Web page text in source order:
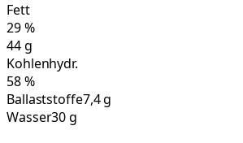
Fett
29%
44g
Kohlenhydr.
58%
Ballaststoffe7,4 g
Wasser30 g